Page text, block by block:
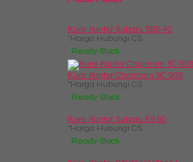
Kursi Kantor Subaru SBS 40
*Harga Hubungi CS
Ready Stock
Kursi Kantor Chairman SC 909
*Harga Hubungi CS
Ready Stock
Kursi Kantor Subaru ES 60
*Harga Hubungi CS
Ready Stock